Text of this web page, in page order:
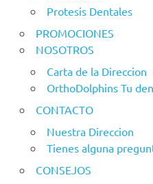
Protesis Dentales
PROMOCIONES
NOSOTROS
Carta de la Direccion
OrthoDolphins Tu
CONTACTO
Nuestra Direccion
Tienes alguna
CONSEJOS